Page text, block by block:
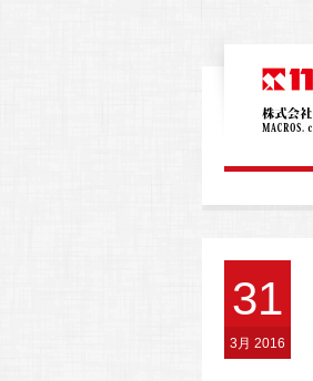
31
3月 2016